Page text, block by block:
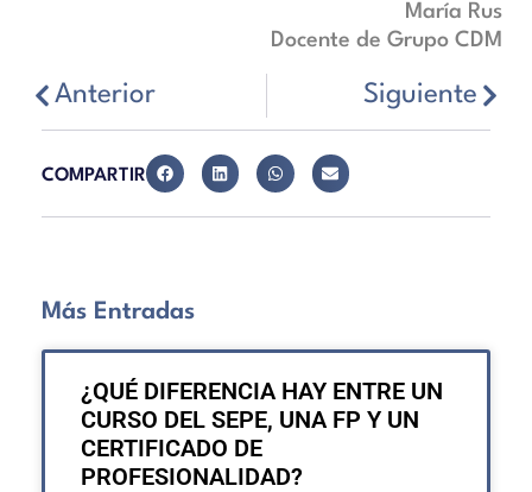
María Rus
Docente de Grupo CDM
Anterior Siguiente
COMPARTIR
Más Entradas
¿QUÉ DIFERENCIA HAY ENTRE UN
CURSO DEL SEPE, UNA FP Y UN
CERTIFICADO DE
PROFESIONALIDAD?